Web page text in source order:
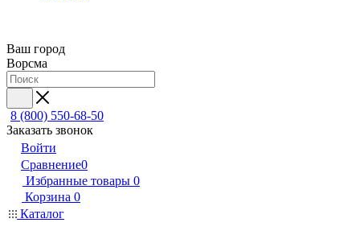
Ваш город
Ворсма
8 (800) 550-68-50
Заказать звонок
Войти
Сравнение0
Избранные товары 0
Корзина 0
Каталог